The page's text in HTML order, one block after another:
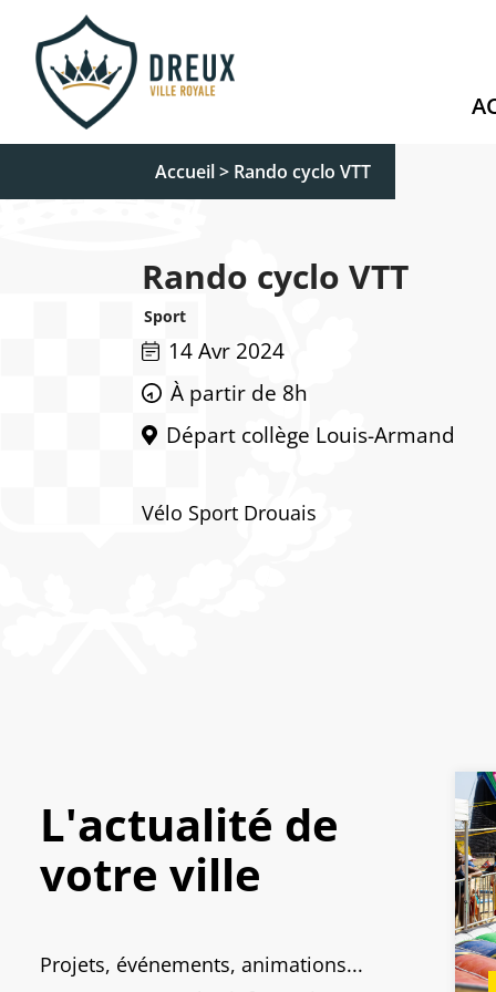
Accueil> Rando cyclo VTT
Rando cyclo VTT
Sport
14 Avr 2024
À partir de 8h
Départ collège Louis-Armand
Vélo Sport Drouais
L'actualité de
votre ville
Projets, événements, animations...